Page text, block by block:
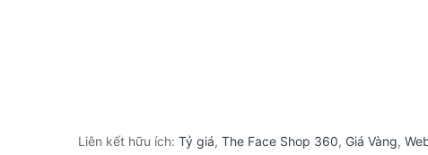
Liên kết hữu ích: Tỷ giá, The Face Shop 360, Giá Vàng,